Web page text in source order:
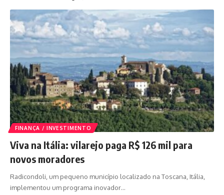
FINANÇA / INVESTIMENTO
Viva na Itália: vilarejo paga R$ 126 mil para
novos moradores
Radicondoli, um pequeno município localizado na Toscana, Itália,
implementou um programa inovador…